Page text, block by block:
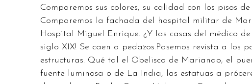
Comparemos sus colores, su calidad con los pisos
Comparemos la fachada del hospital militar de
Hospital Miguel Enrique. ¿Y las casas del médico
siglo XIX! Se caen a pedazos.Pasemos revista a los
estructuras. Qué tal el Obelisco de Marianao, el
fuente luminosa o de La India, las estatuas a